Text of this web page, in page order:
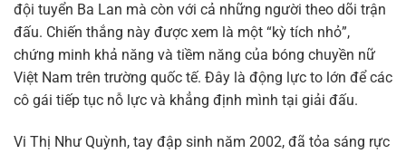
đội tuyển Ba Lan mà còn với cả những người theo dõi trận
đấu. Chiến thắng này được xem là một “kỳ tích nhỏ”,
chứng minh khả năng và tiềm năng của bóng chuyền nữ
Việt Nam trên trường quốc tế. Đây là động lực to lớn để các
cô gái tiếp tục nỗ lực và khẳng định mình tại giải đấu.
Vi Thị Như Quỳnh, tay đập sinh năm 2002, đã tỏa sáng rực